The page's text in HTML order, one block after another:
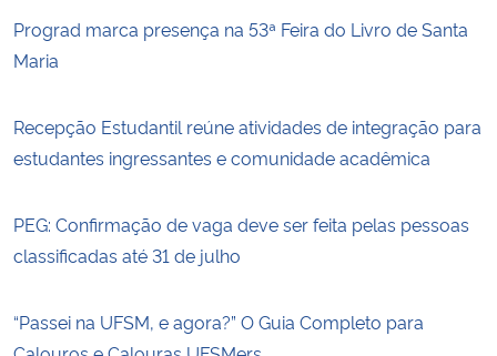
Prograd marca presença na 53ª Feira do Livro de Santa
Maria
Recepção Estudantil reúne atividades de integração para
estudantes ingressantes e comunidade acadêmica
PEG: Confirmação de vaga deve ser feita pelas pessoas
classificadas até 31 de julho
“Passei na UFSM, e agora?” O Guia Completo para